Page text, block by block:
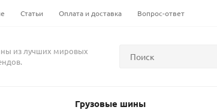
Статьи Оплата и доставка Вопрос-ответ
из лучших мировых
Грузовые шины